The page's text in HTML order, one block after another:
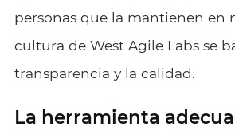
personas que la mantienen en
cultura de West Agile Labs se
transparencia y la calidad.
La herramienta